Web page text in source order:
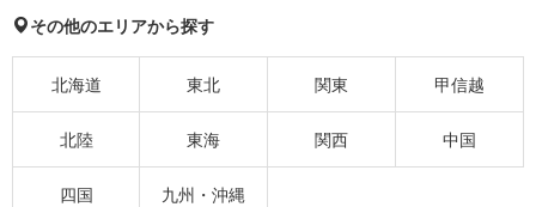
その他のエリアから探す
北海道 東北 関東 甲信越
北陸 東海 関西 中国
四国 九州・沖縄